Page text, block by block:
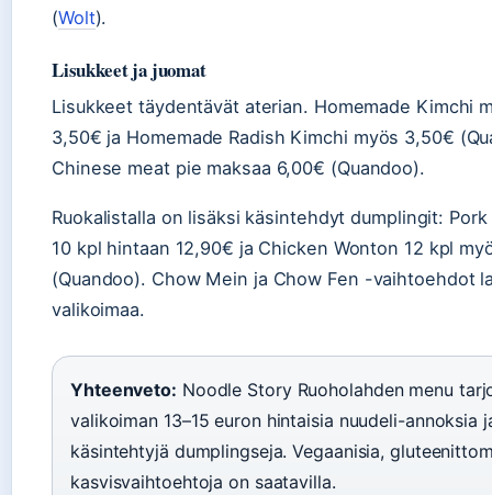
(Wolt).
Lisukkeet ja juomat
Lisukkeet täydentävät aterian. Homemade Kimchi
3,50€ ja Homemade Radish Kimchi myös 3,50€
Chinese meat pie maksaa 6,00€ (Quandoo).
Ruokalistalla on lisäksi käsintehdyt dumplingit:
10 kpl hintaan 12,90€ ja Chicken Wonton 12 kpl
(Quandoo). Chow Mein ja Chow Fen -vaihtoehdot
valikoimaa.
Yhteenveto: Noodle Story Ruoholahden menu
valikoiman 13–15 euron hintaisia nuudeli-annoksia
käsintehtyjä dumplingseja. Vegaanisia,
kasvisvaihtoehtoja on saatavilla.